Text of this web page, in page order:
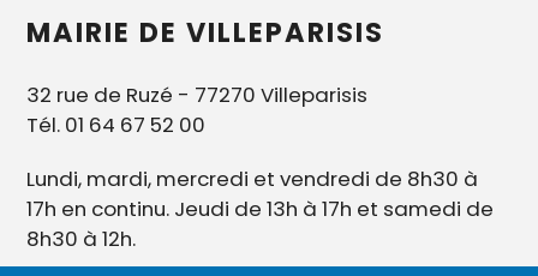
MAIRIE DE VILLEPARISIS
32 rue de Ruzé - 77270 Villeparisis
Tél. 01 64 67 52 00
Lundi, mardi, mercredi et vendredi de 8h30 à
17h en continu. Jeudi de 13h à 17h et samedi de
8h30 à 12h.